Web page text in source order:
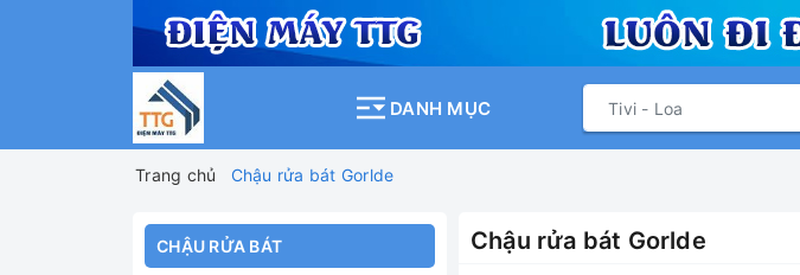
DANH MỤC
Trang chủ Chậu rửa bát Gorlde
CHẬU RỬA BÁT Chậu rửa bát Gorlde